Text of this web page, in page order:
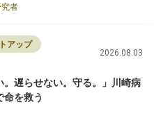
者
アップ
2026.08.03
。遅らせない。守る。」川崎病
命を救う